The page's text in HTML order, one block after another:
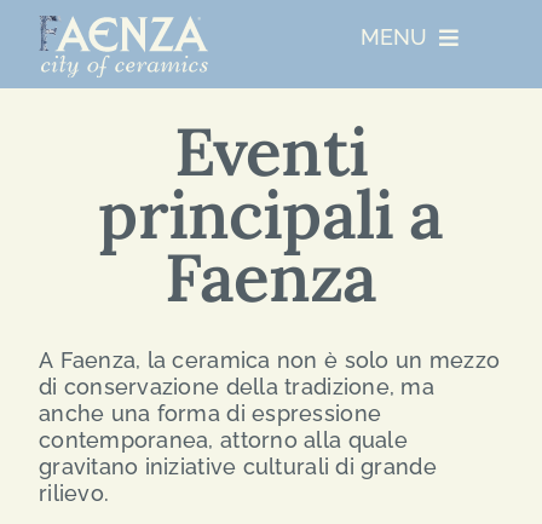
Skip
content
MENU
CHI SIAMO
RESIDENZE ARTISTICHE
EVENTI PRINCIPALI
NETWORKS
Eventi
principali a
Faenza
A Faenza, la ceramica non è solo un mezzo
di conservazione della tradizione, ma
anche una forma di espressione
contemporanea, attorno alla quale
gravitano iniziative culturali di grande
rilievo.